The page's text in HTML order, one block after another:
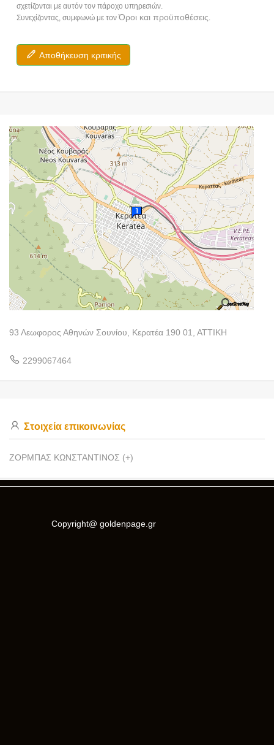
σχετίζονται με αυτόν τον πάροχο υπηρεσιών.
Συνεχίζοντας, συμφωνώ με τονΌροι και προϋποθέσεις.
Αποθήκευση κριτικής
93 Λεωφορος Αθηνών Σουνίου, Κερατέα 190 01, ΑΤΤΙΚΗ
2299067464
Στοιχεία επικοινωνίας
ΖΟΡΜΠΑΣ ΚΩΝΣΤΑΝΤΙΝΟΣ (+)
Copyright@ goldenpage.gr